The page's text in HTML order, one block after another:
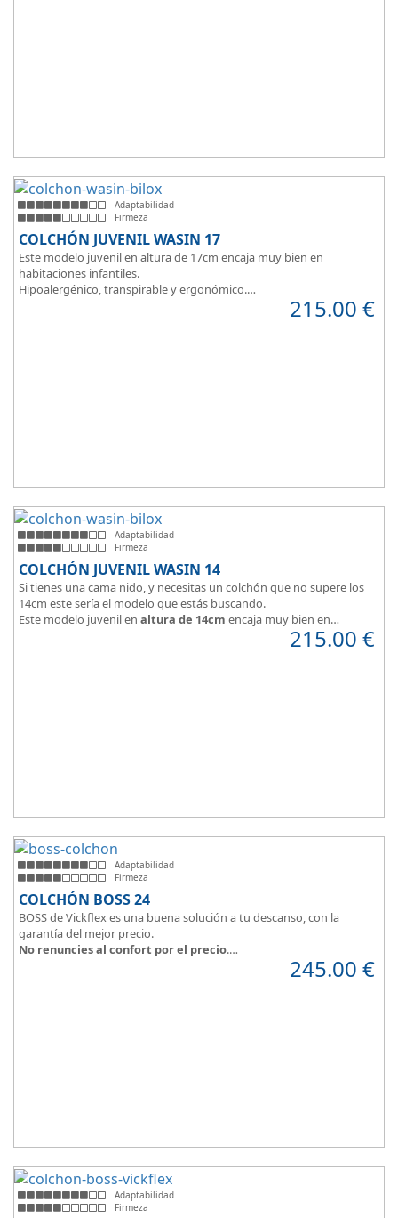
Adaptabilidad
Firmeza
COLCHÓN JUVENIL WASIN 17
Este modelo juvenil en altura de 17cm encaja muy bien en
habitaciones infantiles.
Hipoalergénico, transpirable y ergonómico.
215.00 €
Adaptabilidad
Firmeza
COLCHÓN JUVENIL WASIN 14
Si tienes una cama nido, y necesitas un colchón que no supere los
14cm este sería el modelo que estás buscando.
Este modelo juvenil en altura de 14cm encaja muy bien en
215.00 €
Adaptabilidad
Firmeza
COLCHÓN BOSS 24
BOSS de Vickflex es una buena solución a tu descanso, con la
garantía del mejor precio.
No renuncies al confort por el precio.
núcleo firme y resistenteque combinado
con su material viscoelástico ViscoPlume en ambas caras y algodón
245.00 €
Adaptabilidad
Firmeza